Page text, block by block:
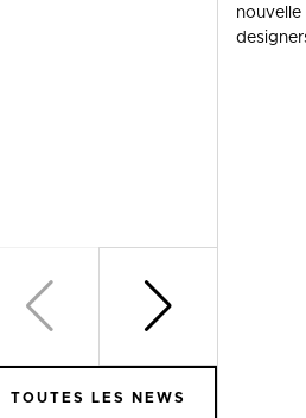
TOUTES LES NEWS